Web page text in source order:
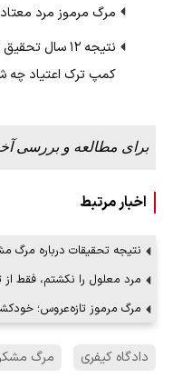
مرگ مرموز مرد
نتیجه ۱۲ سال
کمپ ترک اعتیاد چه
برای مطالعه و بررسی
اخبار مرتبط
نتیجه تحقیقات درباره
مرد معلول را نکشتم، فقط
مرگ مرموز تازه‌عروس؛
دادگاه کیفری مرگ